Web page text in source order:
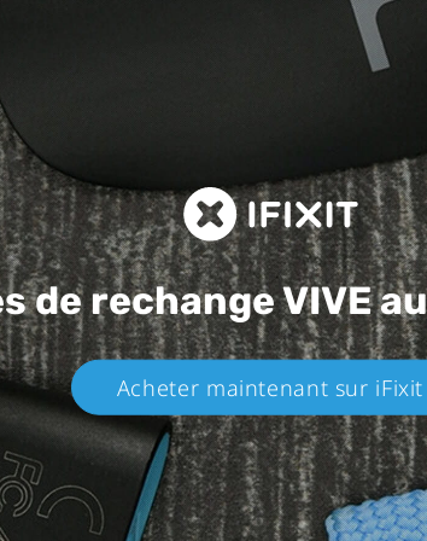
de rechangeVIVE
Acheter maintenant sur iFixit​